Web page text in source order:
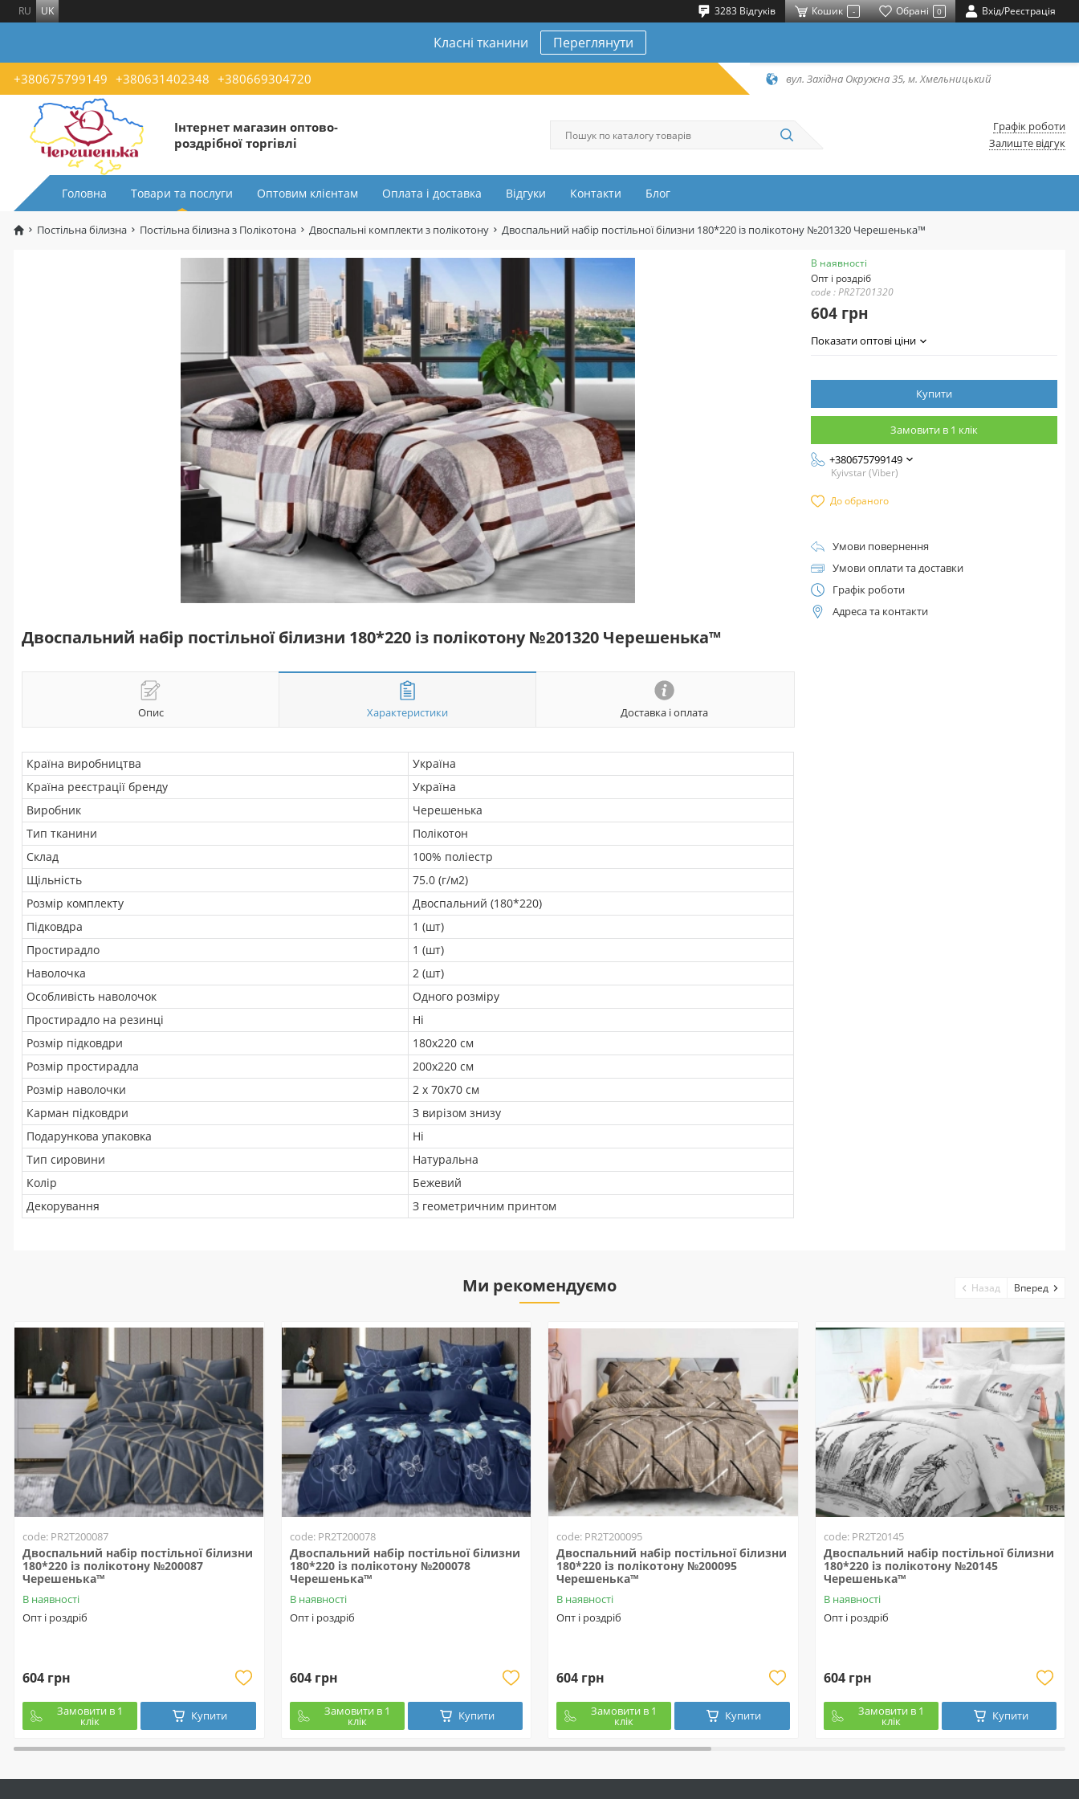
RU UK 3283 Відгуків Кошик - Обрані 0 Вхід/Реєстрація
Класні тканини Переглянути
+380675799149 +380631402348 +380669304720 вул. Західна Окружна 35, м. Хмельницький
Інтернет магазин оптово-
роздрібної торгівлі
Графік роботи
Залиште відгук
Головна Товари та послуги Оптовим клієнтам Оплата і доставка Відгуки Контакти Блог
Постільна білизна Постільна білизна з Полікотона Двоспальні комплекти з полікотону Двоспальний набір постільної білизни 180*220 із полікотону №201320 Черешенька™
Двоспальний набір постільної білизни 180*220 із полікотону №201320 Черешенька™
Опис Характеристики Доставка і оплата
Країна виробництва
Україна
Країна реєстрації бренду
Україна
Виробник
Черешенька
Тип тканини
Полікотон
Склад
100% поліестр
Щільність
75.0 (г/м2)
Розмір комплекту
Двоспальний (180*220)
Підковдра
1 (шт)
Простирадло
1 (шт)
Наволочка
2 (шт)
Особливість наволочок
Одного розміру
Простирадло на резинці
Ні
Розмір підковдри
180х220 см
Розмір простирадла
200х220 см
Розмір наволочки
2 х 70х70 см
Карман підковдри
З вирізом знизу
Подарункова упаковка
Ні
Тип сировини
Натуральна
Колір
Бежевий
Декорування
З геометричним принтом
В наявності
Опт і роздріб
code : PR2T201320
604 грн
Показати оптові ціни
Купити
Замовити в 1 клік
+380675799149
Kyivstar (Viber)
До обраного
Умови повернення
Умови оплати та доставки
Графік роботи
Адреса та контакти
Ми рекомендуємо
code: PR2T200087
Двоспальний набір постільної білизни
180*220 із полікотону №200087
Черешенька™
В наявності
Опт і роздріб
604 грн
Замовити в 1
клік Купити
code: PR2T200078
Двоспальний набір постільної білизни
180*220 із полікотону №200078
Черешенька™
В наявності
Опт і роздріб
604 грн
Замовити в 1
клік Купити
code: PR2T200095
Двоспальний набір постільної білизни
180*220 із полікотону №200095
Черешенька™
В наявності
Опт і роздріб
604 грн
Замовити в 1
клік Купити
code: PR2T20145
Двоспальний набір постільної білизни
180*220 із полікотону №20145
Черешенька™
В наявності
Опт і роздріб
604 грн
Замовити в 1
клік Купити
Назад Вперед